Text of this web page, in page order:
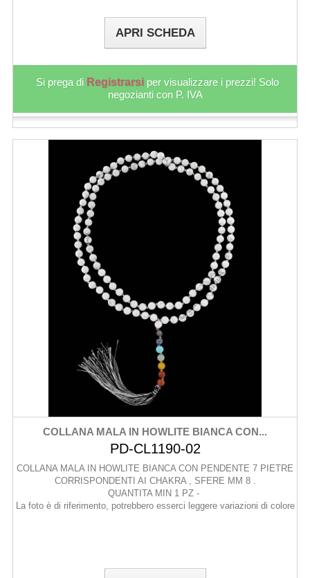
APRI SCHEDA
Si prega di Registrarsi per visualizzare i prezzi! Solo
negozianti con P. IVA
COLLANA MALA IN HOWLITE BIANCA CON...
PD-CL1190-02
COLLANA MALA IN HOWLITE BIANCA CON PENDENTE 7 PIETRE
CORRISPONDENTI AI CHAKRA , SFERE MM 8 .
QUANTITA MIN 1 PZ -
La foto è di riferimento, potrebbero esserci leggere variazioni di colore